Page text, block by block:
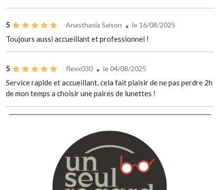
5 Anasthasia Saison le 16/08/2025
Toujours aussi accueillant et professionnel !
5 flexx030 le 04/08/2025
Service rapide et accueillant, cela fait plaisir de ne pas perdre 2h
de mon temps a choisir une paires de lunettes !